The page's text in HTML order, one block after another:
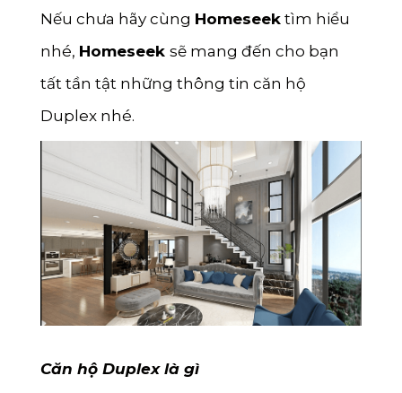
Hà Tĩnh
Đồng Tháp
Sóc Trăng
Kon Tum
Quảng Bình
Quảng Trị
Trà Vinh
Hậu Giang
Sơn La
Nếu chưa hãy cùng Homeseek tìm hiểu
nhé, Homeseek sẽ mang đến cho bạn
tất tần tật những thông tin căn hộ
Duplex nhé.
Căn hộ Duplex là gì